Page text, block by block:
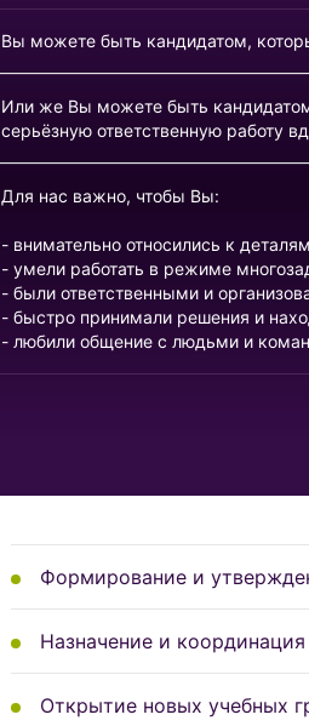
Вы можете быть кандидатом,
Или же Вы можете быть
серьёзную ответственную работу
Для нас важно, чтобы Вы:
- внимательно относились к деталям
- умели работать в режиме
- были ответственными и
- быстро принимали решения и
- любили общение с людьми и
Формирование и
Назначение и
Открытие новых учебных